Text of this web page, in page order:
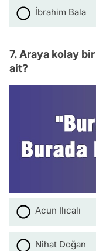
İbrahim Bala
7. Araya kolay bir
ait?
Acun Ilıcalı
Nihat Doğan